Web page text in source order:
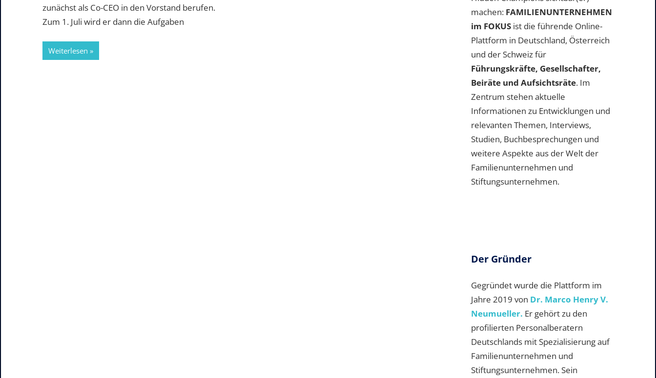
zunächst als Co-CEO in den Vorstand berufen.
Zum 1. Juli wird er dann die Aufgaben
Weiterlesen
machen: FAMILIENUNTERNEHMEN
im FOKUS ist die führende Online-
Plattform in Deutschland, Österreich
und der Schweiz für
Führungskräfte, Gesellschafter,
Beiräte und Aufsichtsräte. Im
Zentrum stehen aktuelle
Informationen zu Entwicklungen und
relevanten Themen, Interviews,
Studien, Buchbesprechungen und
weitere Aspekte aus der Welt der
Familienunternehmen und
Stiftungsunternehmen.
Der Gründer
Gegründet wurde die Plattform im
Jahre 2019 von Dr. Marco Henry V.
Neumueller. Er gehört zu den
profilierten Personalberatern
Deutschlands mit Spezialisierung auf
Familienunternehmen und
Stiftungsunternehmen. Sein